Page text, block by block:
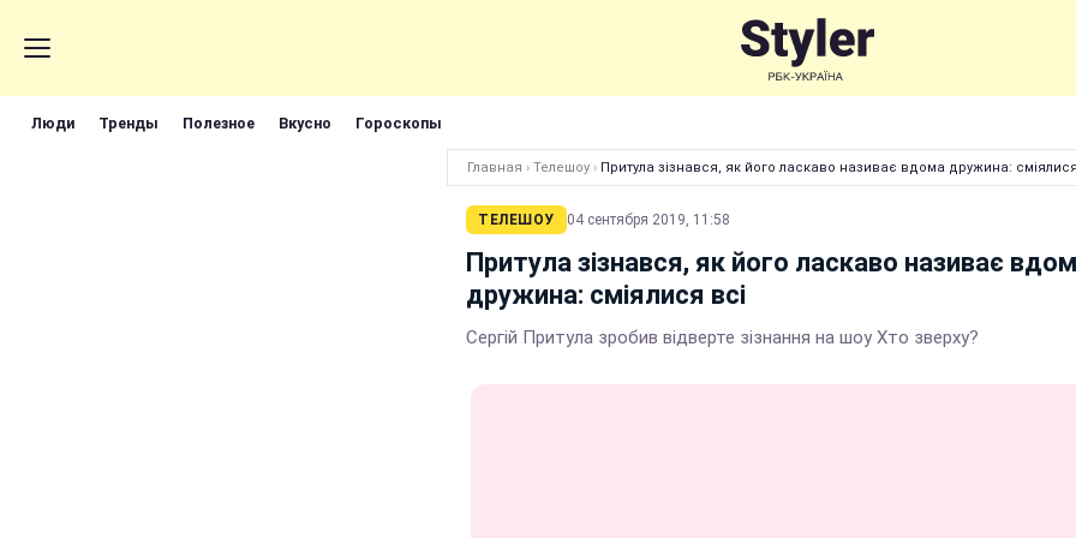
Люди Тренды Полезное Вкусно Гороскопы
Главная › Телешоу › Притула зізнався, як його ласкаво називає вдома дружина:
ТЕЛЕШОУ 04 сентября 2019, 11:58
Притула зізнався, як його ласкаво називає
дружина: сміялися всі
Сергій Притула зробив відверте зізнання на шоу Хто зверху?